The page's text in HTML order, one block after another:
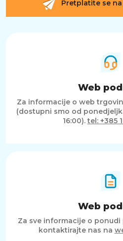
Pretplatite se
Web
Za informacije o web
(dostupni smo od
16:00).tel: +385
Web
Za sve informacije o
kontaktirajte nas na